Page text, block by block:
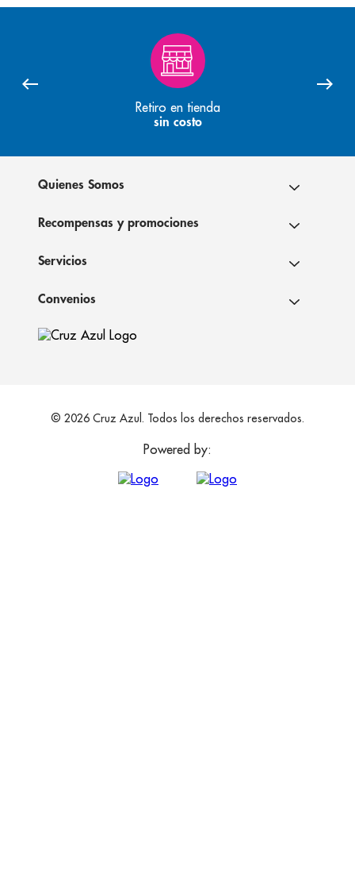
Retiro en tienda
sin costo
Quienes Somos
Recompensas y promociones
Servicios
Convenios
© 2026 Cruz Azul. Todos los derechos reservados.
Powered by: